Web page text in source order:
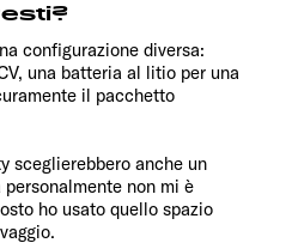
configurazione diversa:
una batteria al litio per una
il pacchetto
sceglierebbero anche un
non mi è
ho usato quello spazio